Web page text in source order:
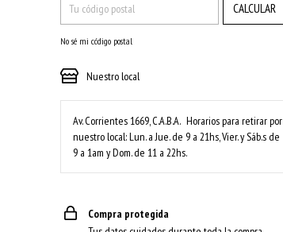
CALCULAR
No sé mi código postal
Nuestro local
Av. Corrientes 1669, C.A.B.A. Horarios para retirar por
nuestro local: Lun. a Jue. de 9 a 21hs, Vier. y Sáb.s de
9 a 1am y Dom. de 11 a 22hs.
Compra protegida